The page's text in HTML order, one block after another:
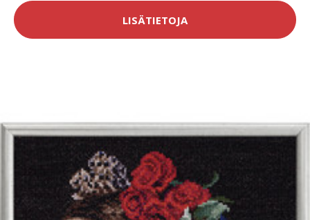
LISÄTIETOJA